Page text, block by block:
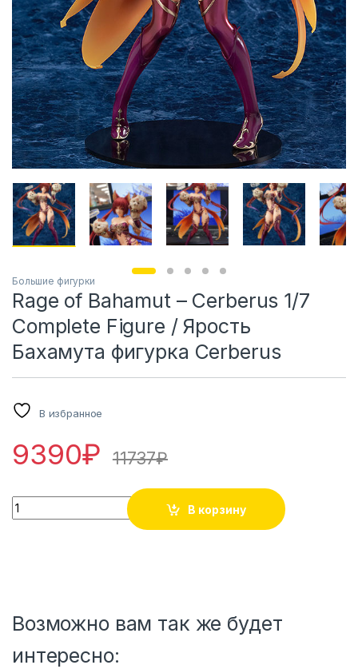
Большие фигурки
Rage of Bahamut – Cerberus 1/7
Complete Figure / Ярость
Бахамута фигурка Cerberus
В избранное
9390₽ 11737₽
Rage of Bahamut - Cerberus 1/7 Complete Figure / Ярость
В корзину
Возможно вам так же будет
интересно: